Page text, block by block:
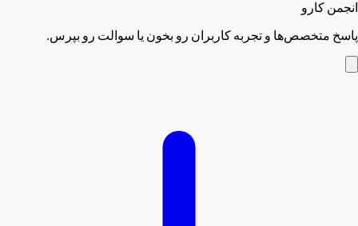
انجمن کارو
پاسخ متخصص‌ها و تجربه کاربران رو بخون یا سوالت رو بپرس.